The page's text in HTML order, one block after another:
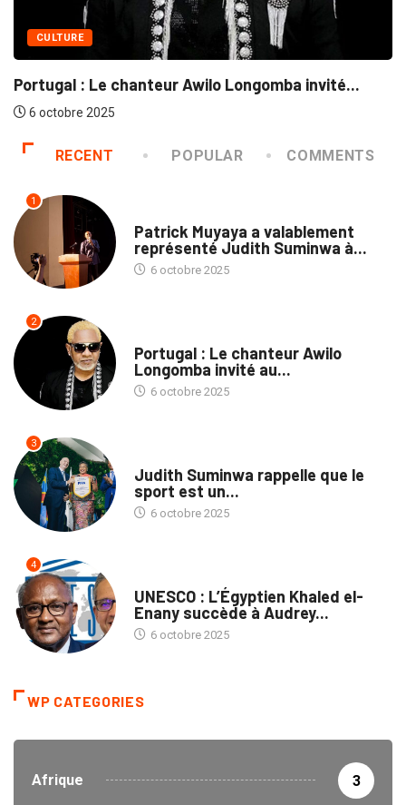
CULTURE
: Le chanteur Awilo Longomba invité...
2025
RECENT POPULAR COMMENTS
1
Patrick Muyaya a valablement
représenté Judith Suminwa à...
6 octobre 2025
2
Portugal : Le chanteur Awilo
Longomba invité au...
6 octobre 2025
3
Judith Suminwa rappelle que le
sport est un...
6 octobre 2025
4
UNESCO : L’Égyptien Khaled el-
Enany succède à Audrey...
6 octobre 2025
WP CATEGORIES
Afrique 3